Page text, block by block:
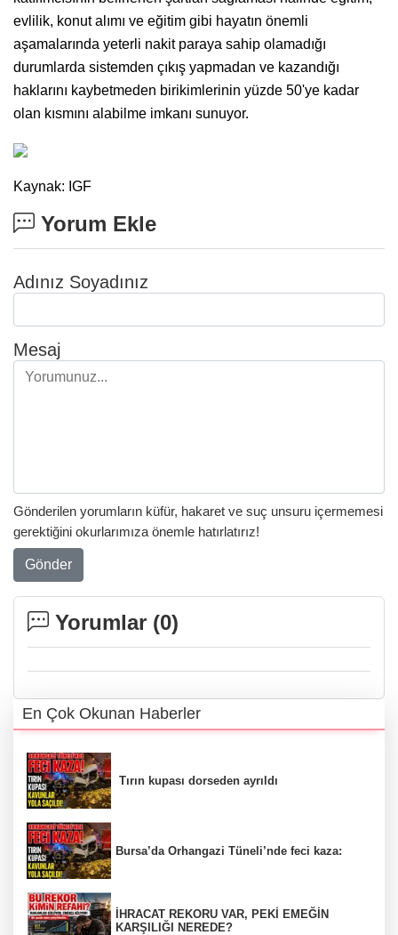
evlilik, konut alımı ve eğitim gibi hayatın önemli
aşamalarında yeterli nakit paraya sahip olamadığı
durumlarda sistemden çıkış yapmadan ve kazandığı
haklarını kaybetmeden birikimlerinin yüzde 50'ye kadar
olan kısmını alabilme imkanı sunuyor.
Kaynak: IGF
Yorum Ekle
Adınız Soyadınız
Mesaj
Gönderilen yorumların küfür, hakaret ve suç unsuru içermemesi
gerektiğini okurlarımıza önemle hatırlatırız!
Gönder
Yorumlar (0)
En Çok Okunan Haberler
Tırın kupası dorseden ayrıldı
Bursa’da Orhangazi Tüneli’nde feci kaza:
İHRACAT REKORU VAR, PEKİ EMEĞİN
KARŞILIĞI NEREDE?